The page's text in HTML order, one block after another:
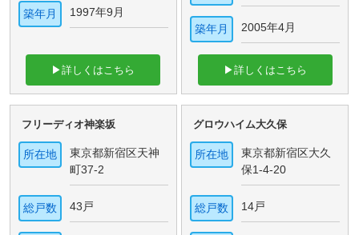
築年月 1997年9月
▶詳しくはこちら
築年月 2005年4月
▶詳しくはこちら
フリーディオ神楽坂
所在地
東京都新宿区天神
町37-2
総戸数 43戸
グロウハイム大久保
所在地
東京都新宿区大久
保1-4-20
総戸数 14戸